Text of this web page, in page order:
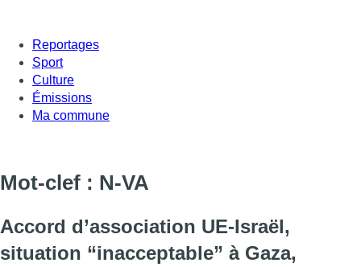
Reportages
Sport
Culture
Émissions
Ma commune
Mot-clef : N-VA
Accord d’association UE-Israël,
situation “inacceptable” à Gaza,